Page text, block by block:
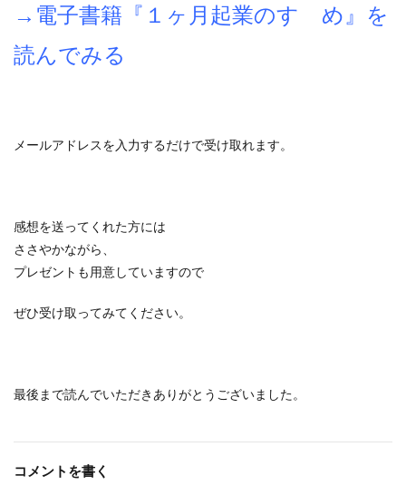
→電子書籍『１ヶ月起業のすゝめ』を
読んでみる
メールアドレスを入力するだけで受け取れます。
感想を送ってくれた方には
ささやかながら、
プレゼントも用意していますので
ぜひ受け取ってみてください。
最後まで読んでいただきありがとうございました。
コメントを書く